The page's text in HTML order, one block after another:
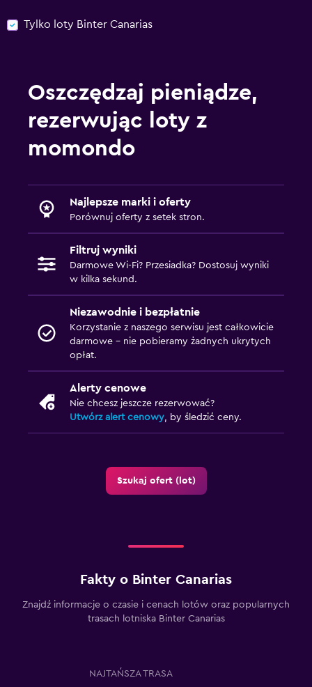
Tylko loty Binter Canarias
Oszczędzaj pieniądze,
rezerwując loty z
momondo
Najlepsze marki i oferty
Porównuj oferty z setek stron.
Filtruj wyniki
Darmowe Wi-Fi? Przesiadka? Dostosuj wyniki
w kilka sekund.
Niezawodnie i bezpłatnie
Korzystanie z naszego serwisu jest całkowicie
darmowe – nie pobieramy żadnych ukrytych
opłat.
Alerty cenowe
Nie chcesz jeszcze rezerwować?
Utwórz alert cenowy , by śledzić ceny.
Szukaj ofert (lot)
Fakty o Binter Canarias
Znajdź informacje o czasie i cenach lotów oraz popularnych
trasach lotniska Binter Canarias
NAJTAŃSZA TRASA